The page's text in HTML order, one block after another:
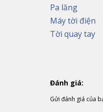
Pa lăng
Máy tời điện
Tời quay tay
Đánh giá:
Gửi đánh giá của